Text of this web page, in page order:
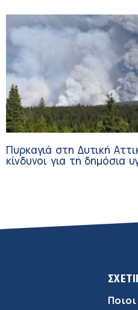
διάρκεια του καλοκαιριού
Πυρκαγιά στη Δυτική
κίνδυνοι για τη δημόσια